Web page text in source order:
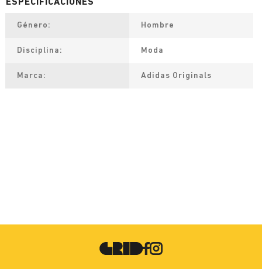
Género Hombre
Disciplina Moda
Marca Adidas Originals